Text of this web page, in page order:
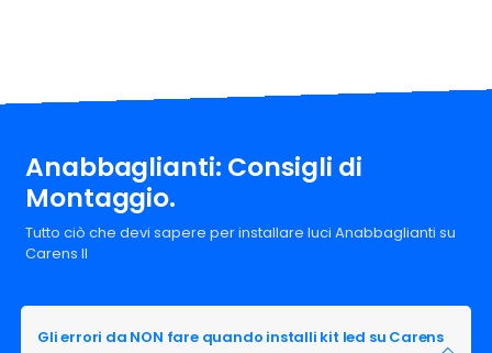
Anabbaglianti: Consigli di
Montaggio.
Tutto ciò che devi sapere per installare luci Anabbaglianti su
Carens II
Gli errori da NON fare quando installi kit led su Carens